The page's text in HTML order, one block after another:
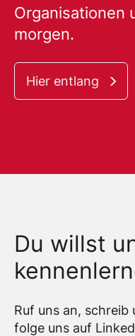
Organisationen
morgen.
Hier entlang
Du willst
Ruf uns an,
folge uns auf